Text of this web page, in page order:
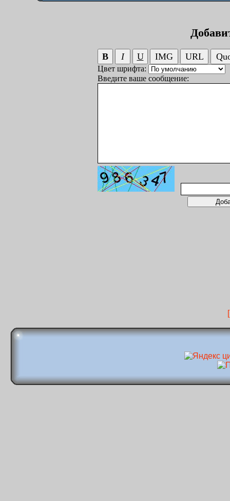
Цвет шрифта:
Введите ваше сообщение: